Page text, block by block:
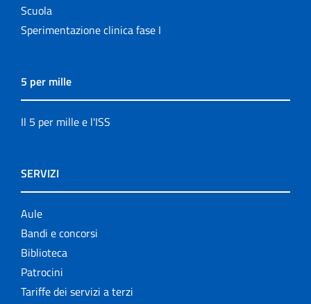
Scuola
Sperimentazione clinica fase I
5 per mille
Il 5 per mille e l'ISS
SERVIZI
Aule
Bandi e concorsi
Biblioteca
Patrocini
Tariffe dei servizi a terzi